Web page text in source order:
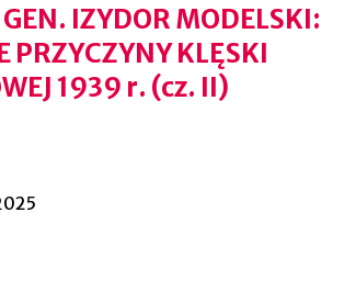
IZYDOR MODELSKI:
PRZYCZYNY KLĘSKI
1939 r. (cz. II)